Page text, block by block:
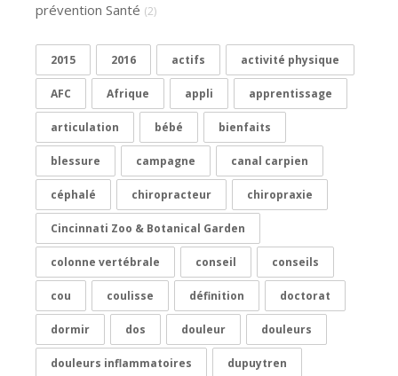
prévention Santé (2)
2015 2016 actifs activité physique
AFC Afrique appli apprentissage
articulation bébé bienfaits
blessure campagne canal carpien
céphalé chiropracteur chiropraxie
Cincinnati Zoo & Botanical Garden
colonne vertébrale conseil conseils
cou coulisse définition doctorat
dormir dos douleur douleurs
douleurs inflammatoires dupuytren